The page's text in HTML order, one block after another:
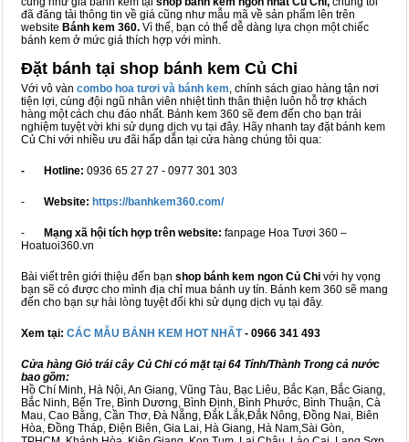
đã đăng tải thông tin về giá cũng như mẫu mã về sản phẩm lên trên
website Bánh kem 360. Vì thế, bạn có thể dễ dàng lựa chọn một chiếc
bánh kem ở mức giá thích hợp với mình.
Đặt bánh tại shop bánh kem Củ Chi
Với vô vàn combo hoa tươi và bánh kem, chính sách giao hàng tận nơi
tiện lợi, cùng đội ngũ nhân viên nhiệt tình thân thiện luôn hỗ trợ khách
hàng một cách chu đáo nhất. Bánh kem 360 sẽ đem đến cho bạn trải
nghiệm tuyệt vời khi sử dụng dịch vụ tại đây. Hãy nhanh tay đặt bánh kem
Củ Chi với nhiều ưu đãi hấp dẫn tại cửa hàng chúng tôi qua:
- Hotline: 0936 65 27 27 - 0977 301 303
- Website: https://banhkem360.com/
- Mạng xã hội tích hợp trên website: fanpage Hoa Tươi 360 –
Hoatuoi360.vn
Bài viết trên giới thiệu đến bạn shop bánh kem ngon Củ Chi với hy vọng
bạn sẽ có được cho mình địa chỉ mua bánh uy tín. Bánh kem 360 sẽ mang
đến cho bạn sự hài lòng tuyệt đối khi sử dụng dịch vụ tại đây.
Xem tại: CÁC MẪU BÁNH KEM HOT NHẤT- 0966 341 493
Cửa hàng Giỏ trái cây Củ Chi có mặt tại 64 Tỉnh/Thành Trong cả nước
bao gồm:
Hồ Chí Minh, Hà Nội, An Giang, Vũng Tàu, Bạc Liêu, Bắc Kạn, Bắc Giang,
Bắc Ninh, Bến Tre, Bình Dương, Bình Định, Bình Phước, Bình Thuận, Cà
Mau, Cao Bằng, Cần Thơ, Đà Nẵng, Đắk Lắk,Đắk Nông, Đồng Nai, Biên
Hòa, Đồng Tháp, Điện Biên, Gia Lai, Hà Giang, Hà Nam,Sài Gòn,